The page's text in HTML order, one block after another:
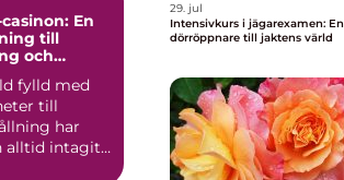
En
till
och
fylld med
till
har
alltid intagit
29. jul
Intensivkurs i jägarexamen: En
dörröppnare till jaktens värld